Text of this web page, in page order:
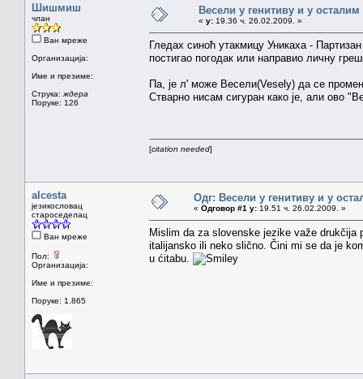
Шишмиш
члан
Ван мреже
Организација:
Име и презиме:
Струка: ждера
Поруке: 126
Весели у генитиву и у
« у: 19.36 ч. 26.02.2009. »
Гледах синоћ утакмицу Уникаха -
постигао погодак или направио личну
Па, је л' може Весели(Vesely) да се
Стварно нисам сигуран како је, али ово
[citation needed]
alcesta
језикословац
староседелац
Ван мреже
Пол:
Организација:
Име и презиме:
Поруке: 1.865
Одг: Весели у генитиву и у
« Одговор #1 у: 19.51 ч. 26.02.2009. »
Mislim da za slovenske jezike važe drukčija
italijansko ili neko slično. Čini mi se da je
u ćitabu.